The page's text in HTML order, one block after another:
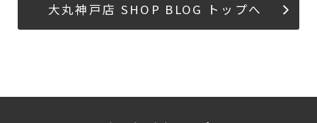
大丸神戸店 SHOP BLOG トップへ